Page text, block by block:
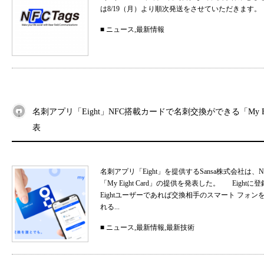
は8/19（月）より順次発送をさせていただき
■ ニュース,最新情報
名刺アプリ「Eight」NFC搭載カードで名刺交換ができる「My
表
名刺アプリ「Eight」を提供するSansa株式会社は
「My Eight Card」の提供を発表した。 Eightに
Eightユーザーであれば交換相手のスマート フォン
れる...
■ ニュース,最新情報,最新技術